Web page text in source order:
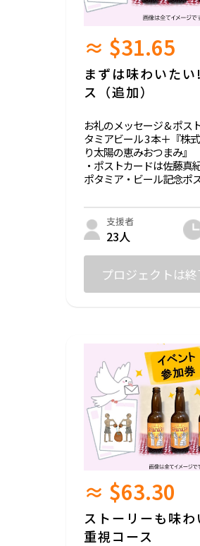
≈ $31.65
まずは味わいた
ス（追加）
お礼のメッセージ & ポス
タミアビール 3 本＋『株
り太陽の恵みおつまみ』
・ポストカードは佐藤真
ポタミア・ビール記念ポ
・『株式会社 Sunshine
つまみ』は福島で育った
す。
（注）リターンでお届け
ア・ビール「SHAMASH
※20歳未満の者による飲
れています。
※ビールは株式会社
たします。
支援者
23人
プロジェクトは
≈ $63.30
ストーリーも味
重視コース